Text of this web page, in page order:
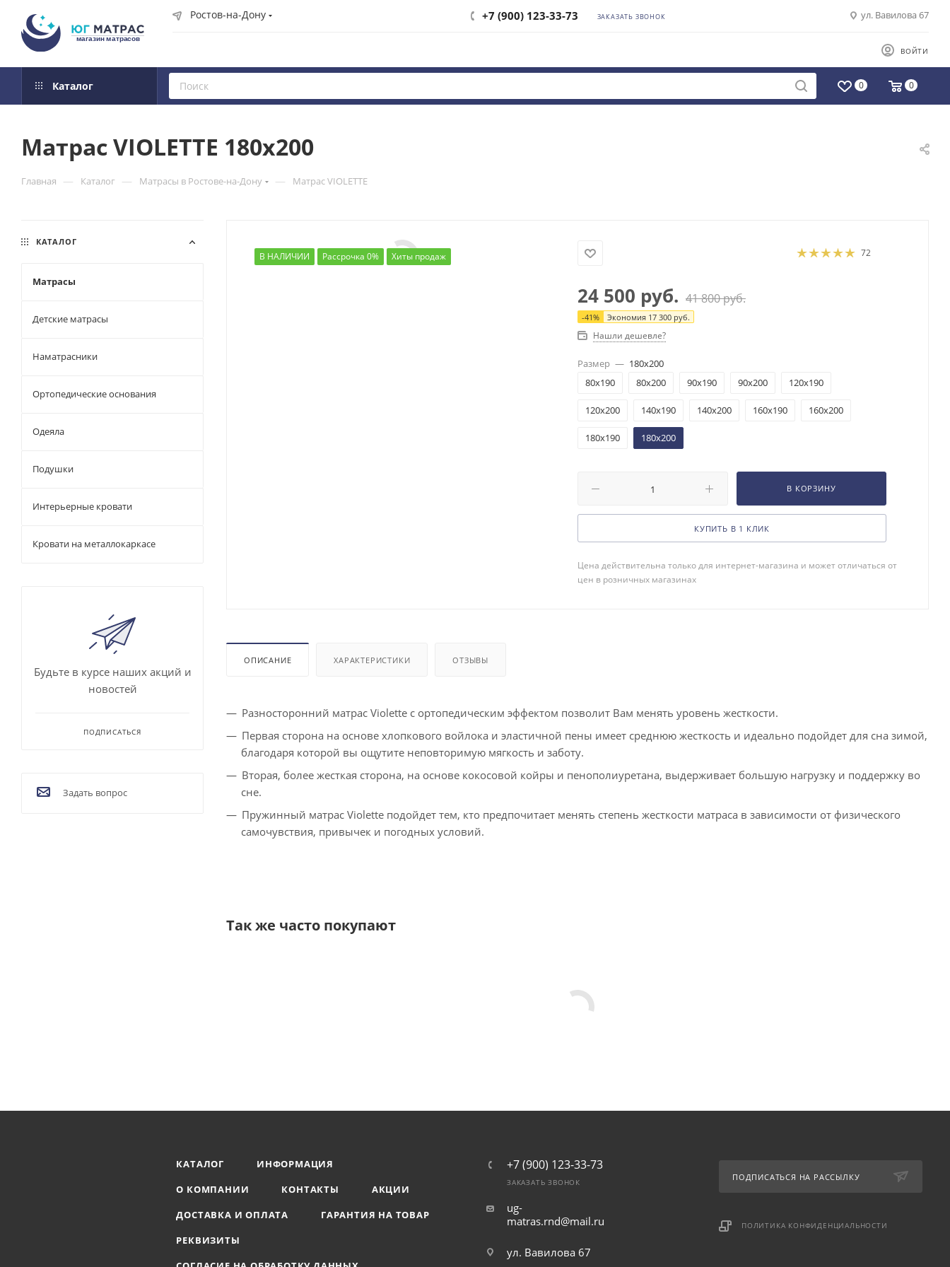
Ростов-на-Дону +7 (900) 123-33-73 ЗАКАЗАТЬ ЗВОНОК ул. Вавилова 67
ВОЙТИ
Каталог 0 0
Матрас VIOLETTE 180x200
Главная — Каталог — Матрасы в Ростове-на-Дону — Матрас VIOLETTE
В НАЛИЧИИ Рассрочка 0% Хиты продаж 72
24 500 руб. 41 800руб.
-41% Экономия 17 300 руб.
Нашли дешевле?
Размер — 180x200
80x190
80x200 90x190 90x200 120x190
120x200 140x190 140x200 160x190 160x200
180x190 180x200
В КОРЗИНУ
КУПИТЬ В 1 КЛИК
Цена действительна только для интернет-магазина и может отличаться от
цен в розничных магазинах
ОПИСАНИЕ ХАРАКТЕРИСТИКИ ОТЗЫВЫ
Разносторонний матрас Violette с ортопедическим эффектом позволит Вам менять уровень жесткости.
Первая сторона на основе хлопкового войлока и эластичной пены имеет среднюю жесткость и идеально подойдет для сна зимой,
благодаря которой вы ощутите неповторимую мягкость и заботу.
Вторая, более жесткая сторона, на основе кокосовой койры и пенополиуретана, выдерживает большую нагрузку и поддержку во
сне.
Пружинный матрас Violette подойдет тем, кто предпочитает менять степень жесткости матраса в зависимости от физического
самочувствия, привычек и погодных условий.
Так же часто покупают
КАТАЛОГ
Матрасы
Детские матрасы
Наматрасники
Ортопедические основания
Одеяла
Подушки
Интерьерные кровати
Кровати на металлокаркасе
Будьте в курсе наших акций и
новостей
ПОДПИСАТЬСЯ
Задать вопрос
КАТАЛОГ
ИНФОРМАЦИЯ
О КОМПАНИИ
КОНТАКТЫ
АКЦИИ
ДОСТАВКА И ОПЛАТА
ГАРАНТИЯ НА ТОВАР
РЕКВИЗИТЫ
+7 (900) 123-33-73
ЗАКАЗАТЬ ЗВОНОК
ug-
matras.rnd@mail.ru
ул. Вавилова 67
ПОДПИСАТЬСЯ НА РАССЫЛКУ
ПОЛИТИКА КОНФИДЕНЦИАЛЬНОСТИ